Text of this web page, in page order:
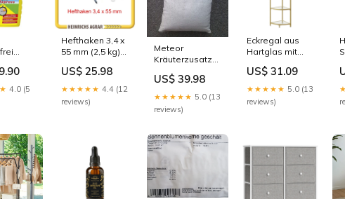
1,0
4.0 (5
Hefthaken 3,4 x
55 mm (2,5 kg)
US$ 25.98
★★★★★ 4.4 (12
reviews)
Meteor
Kräuterzusatz
Ansaatmischung
1 kg in der
Pferdeweide/Koppel
Mäuse und
US$ 39.98
★★★★★ 5.0 (13
reviews)
Eckregal aus
Hartglas mit
Eimer & Körbe
US$ 31.09
★★★★★ 5.0 (13
reviews)